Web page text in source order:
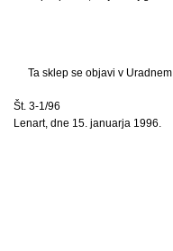
Ta sklep se objavi v
Št. 3-1/96
Lenart, dne 15. januarja 1996.